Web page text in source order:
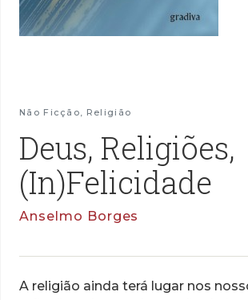
Não Ficção, Religião
Deus, Religiões,
(In)Felicidade
Anselmo Borges
A religião ainda terá lugar nos